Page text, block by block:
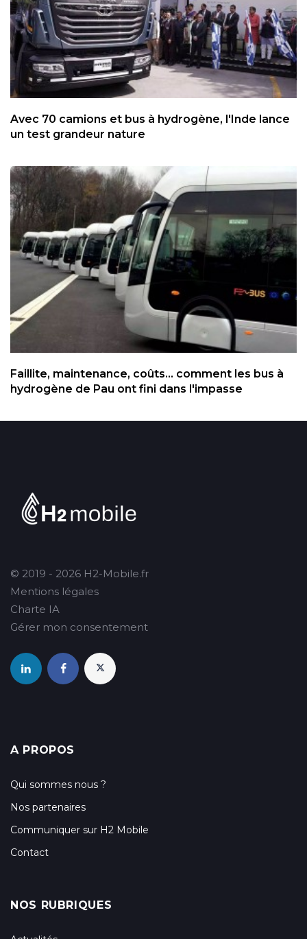
Avec 70 camions et bus à hydrogène, l'Inde lance
un test grandeur nature
Faillite, maintenance, coûts... comment les bus à
hydrogène de Pau ont fini dans l'impasse
© 2019 - 2026 H2-Mobile.fr
Mentions légales
Charte IA
Gérer mon consentement
A PROPOS
Qui sommes nous ?
Nos partenaires
Communiquer sur H2 Mobile
Contact
NOS RUBRIQUES